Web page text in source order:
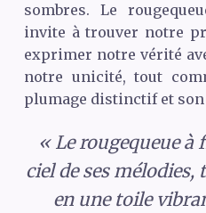
sombres. Le
invite à trouver notre
exprimer notre vérité
notre unicité, tout
plumage distinctif et
« Le rougequeue
ciel de ses
en une toile